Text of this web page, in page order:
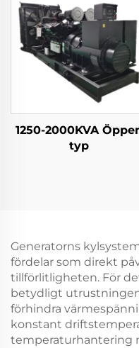
1250-2000KVA
typ
Generatorns
fördelar som direkt
tillförlitligheten. För
betydligt
förhindra
konstant
temperaturhantering